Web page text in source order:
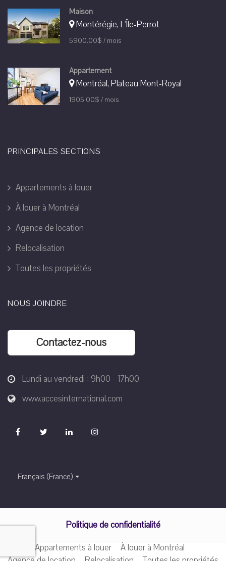
Maison
Montérégie, L'Île-Perrot
5900.00$ / mois
Appartement
Montréal, Plateau Mont-Royal
1905.00$ / mois
PRINCIPALES SECTIONS
Appartements à louer
À louer à Montréal
Agence de location
Relocalisation
Toutes les propriétés
NOUS JOINDRE
Contactez-nous
Lundi au vendredi : 9h00 - 17h00
www.accesinternational.com
Français (France)
Politique de confidentialité
Appartements à louer
À louer à Montréal